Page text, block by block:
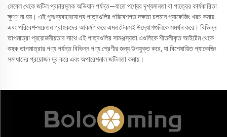
লেবেল থেকে জটিল প্রচারমূলক অভিযান পর্যন্ত—যাতে পণ্যের দৃশ্যমানতা বা পাত্রের কার্যকারিতা
ক্ষুণ্ণ না হয়। এই পুনঃব্যবহারযোগ্য পাত্রগুলির পরিবেশগত দক্ষতা চলমান প্যাকেজিং খরচ কমায়
এবং পরিবেশ-সচেতন গ্রাহকদের আকর্ষণ করে এমন টেকসই উদ্যোগগুলিকে সমর্থন করে। বিভিন্ন
তাপমাত্রা প্রয়োজনীয়তার সাথে এই পাত্রগুলির সামঞ্জস্যতা এগুলিকে শীতলীকৃত আইটেম থেকে
শুষ্ক তাপমাত্রার পণ্য পর্যন্ত বিভিন্ন পণ্য শ্রেণীর জন্য উপযুক্ত করে, যা বিশেষায়িত প্যাকেজিং
সমাধানের প্রয়োজন দূর করে এবং অপারেশনাল জটিলতা কমায়।